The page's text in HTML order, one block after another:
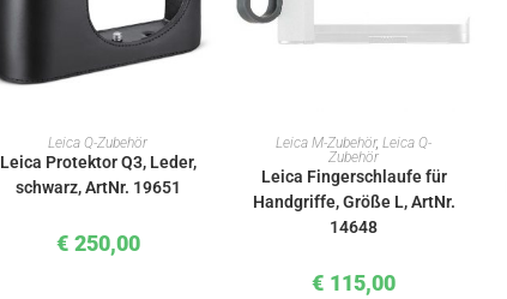
IN DEN WARENKORB
Leica Q-Zubehör
Leica Protektor Q3, Leder,
schwarz, ArtNr. 19651
€ 250,00
IN DEN WARENKORB
Leica M-Zubehör,Leica Q-
Zubehör
Leica Fingerschlaufe für
Handgriffe, Größe L, ArtNr.
14648
€ 115,00